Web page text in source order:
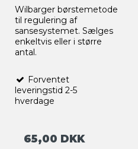
Wilbarger børstemetode
til regulering af
sansesystemet. Sælges
enkeltvis eller i større
antal.
Forventet
leveringstid 2-5
hverdage
65,00 DKK